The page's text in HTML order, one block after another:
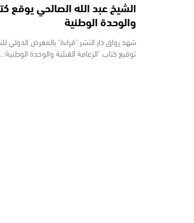
الشيخ عبد الله الصالحي يوقع
والوحدة الوطنية
شهد رواق دار النشر "قراءة" بالمعرض الدولي
توقيع كتاب "الزعامة القبلية والوحدة